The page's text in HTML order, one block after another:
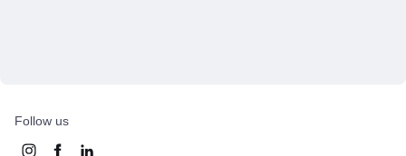
Follow us